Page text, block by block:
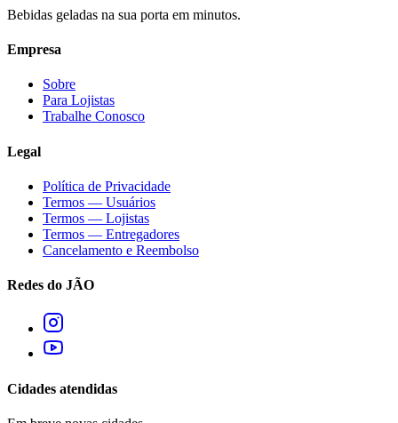
Bebidas geladas na sua porta em minutos.
Empresa
Sobre
Para Lojistas
Trabalhe Conosco
Legal
Política de Privacidade
Termos — Usuários
Termos — Lojistas
Termos — Entregadores
Cancelamento e Reembolso
Redes do JÃO
Cidades atendidas